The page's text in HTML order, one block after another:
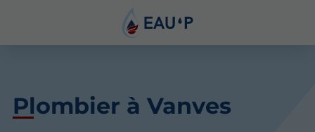
Plombier à Vanves